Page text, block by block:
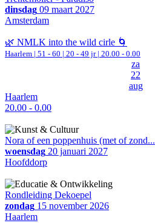
dinsdag 09 maart 2027
Amsterdam
🌿 NMLK into the wild cirle 🌀
Haarlem | 51 - 60 | 20 - 49 jr | 20.00 - 0.00
za
22
aug
Haarlem
20.00 - 0.00
Nora of een poppenhuis (met of zond...
woensdag 20 januari 2027
Hoofddorp
Rondleiding Dekoepel
zondag 15 november 2026
Haarlem